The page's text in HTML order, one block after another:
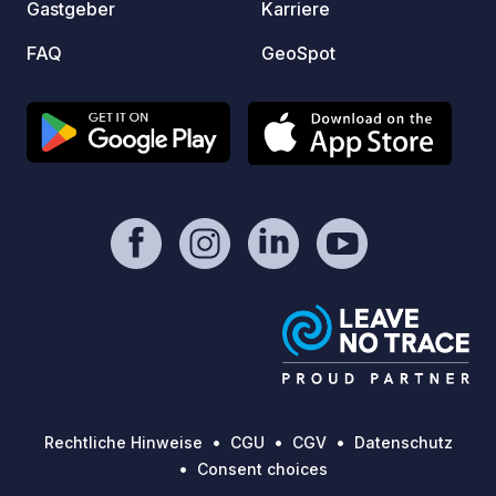
Gastgeber
FAQ
Karriere
GeoSpot
Rechtliche Hinweise CGU CGV
Datenschutz
Consent choices